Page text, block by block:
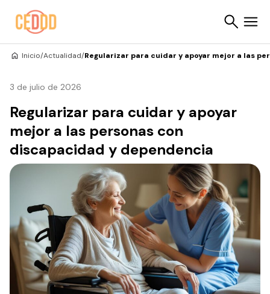
Inicio/Actualidad/Regularizar para cuidar y apoyar mejor a las
3 de julio de 2026
Regularizar para cuidar y apoyar
mejor a las personas con
discapacidad y dependencia